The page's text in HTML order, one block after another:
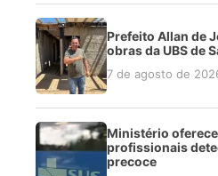
Prefeito Allan de
obras da UBS de
7 de agosto de
Ministério
profissionais
precoce